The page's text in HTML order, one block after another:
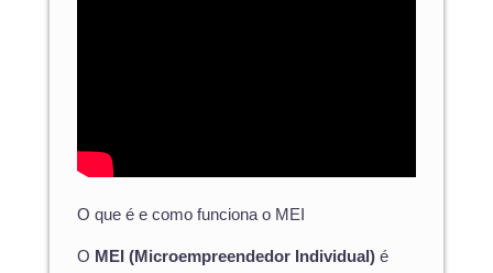
O que é e como funciona o MEI
O MEI (Microempreendedor Individual) é